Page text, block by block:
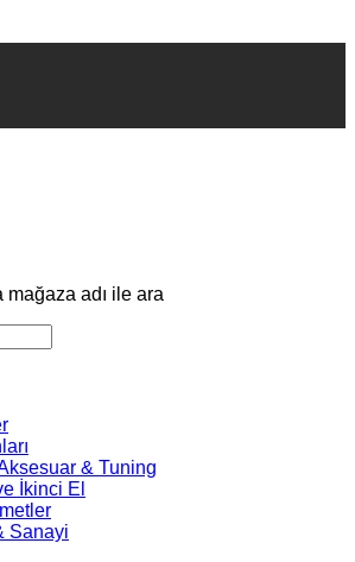
adı ile ara
& Tuning
İkinci El
Sanayi